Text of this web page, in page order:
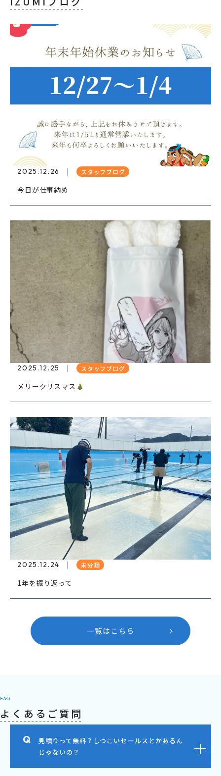
2025.12.26 スタッフブログ
今日が仕事納め
2025.12.25 スタッフブログ
メリークリスマス
2025.12.24 未分類
1年を振り返って
一覧はこちら
FAQ
よくあるご質問
見積りって無料？しつこいセールスとかあるん
じゃないの？